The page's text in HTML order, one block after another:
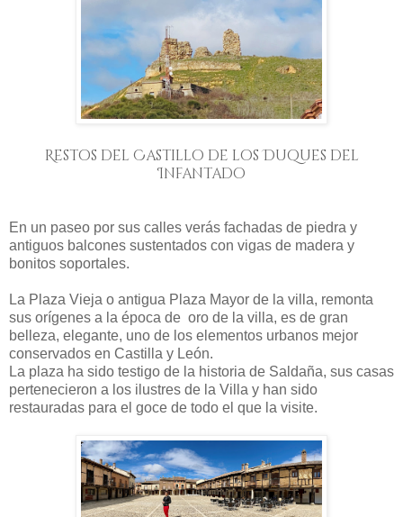
Restos del Castillo de los Duques del
Infantado
En un paseo por sus calles verás fachadas de piedra y
antiguos balcones sustentados con vigas de madera y
bonitos soportales.
La Plaza Vieja o antigua Plaza Mayor de la villa, remonta
sus orígenes a la época de oro de la villa, es de gran
belleza, elegante, uno de los elementos urbanos mejor
conservados en Castilla y León.
La plaza ha sido testigo de la historia de Saldaña, sus casas
pertenecieron a los ilustres de la Villa y han sido
restauradas para el goce de todo el que la visite.